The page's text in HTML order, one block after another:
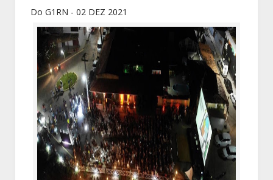
Do G1RN - 02 DEZ 2021